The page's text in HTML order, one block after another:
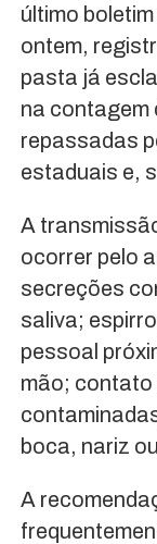
último
ontem,
pasta já
na contagem
repassadas
estaduais e,
A
ocorrer pelo
secreções
saliva;
pessoal
mão; contato
boca, nariz
A